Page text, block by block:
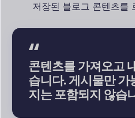
저장된 블로그 콘텐츠를
콘텐츠를 가져오고
습니다. 게시물만 가
지는 포함되지 않습